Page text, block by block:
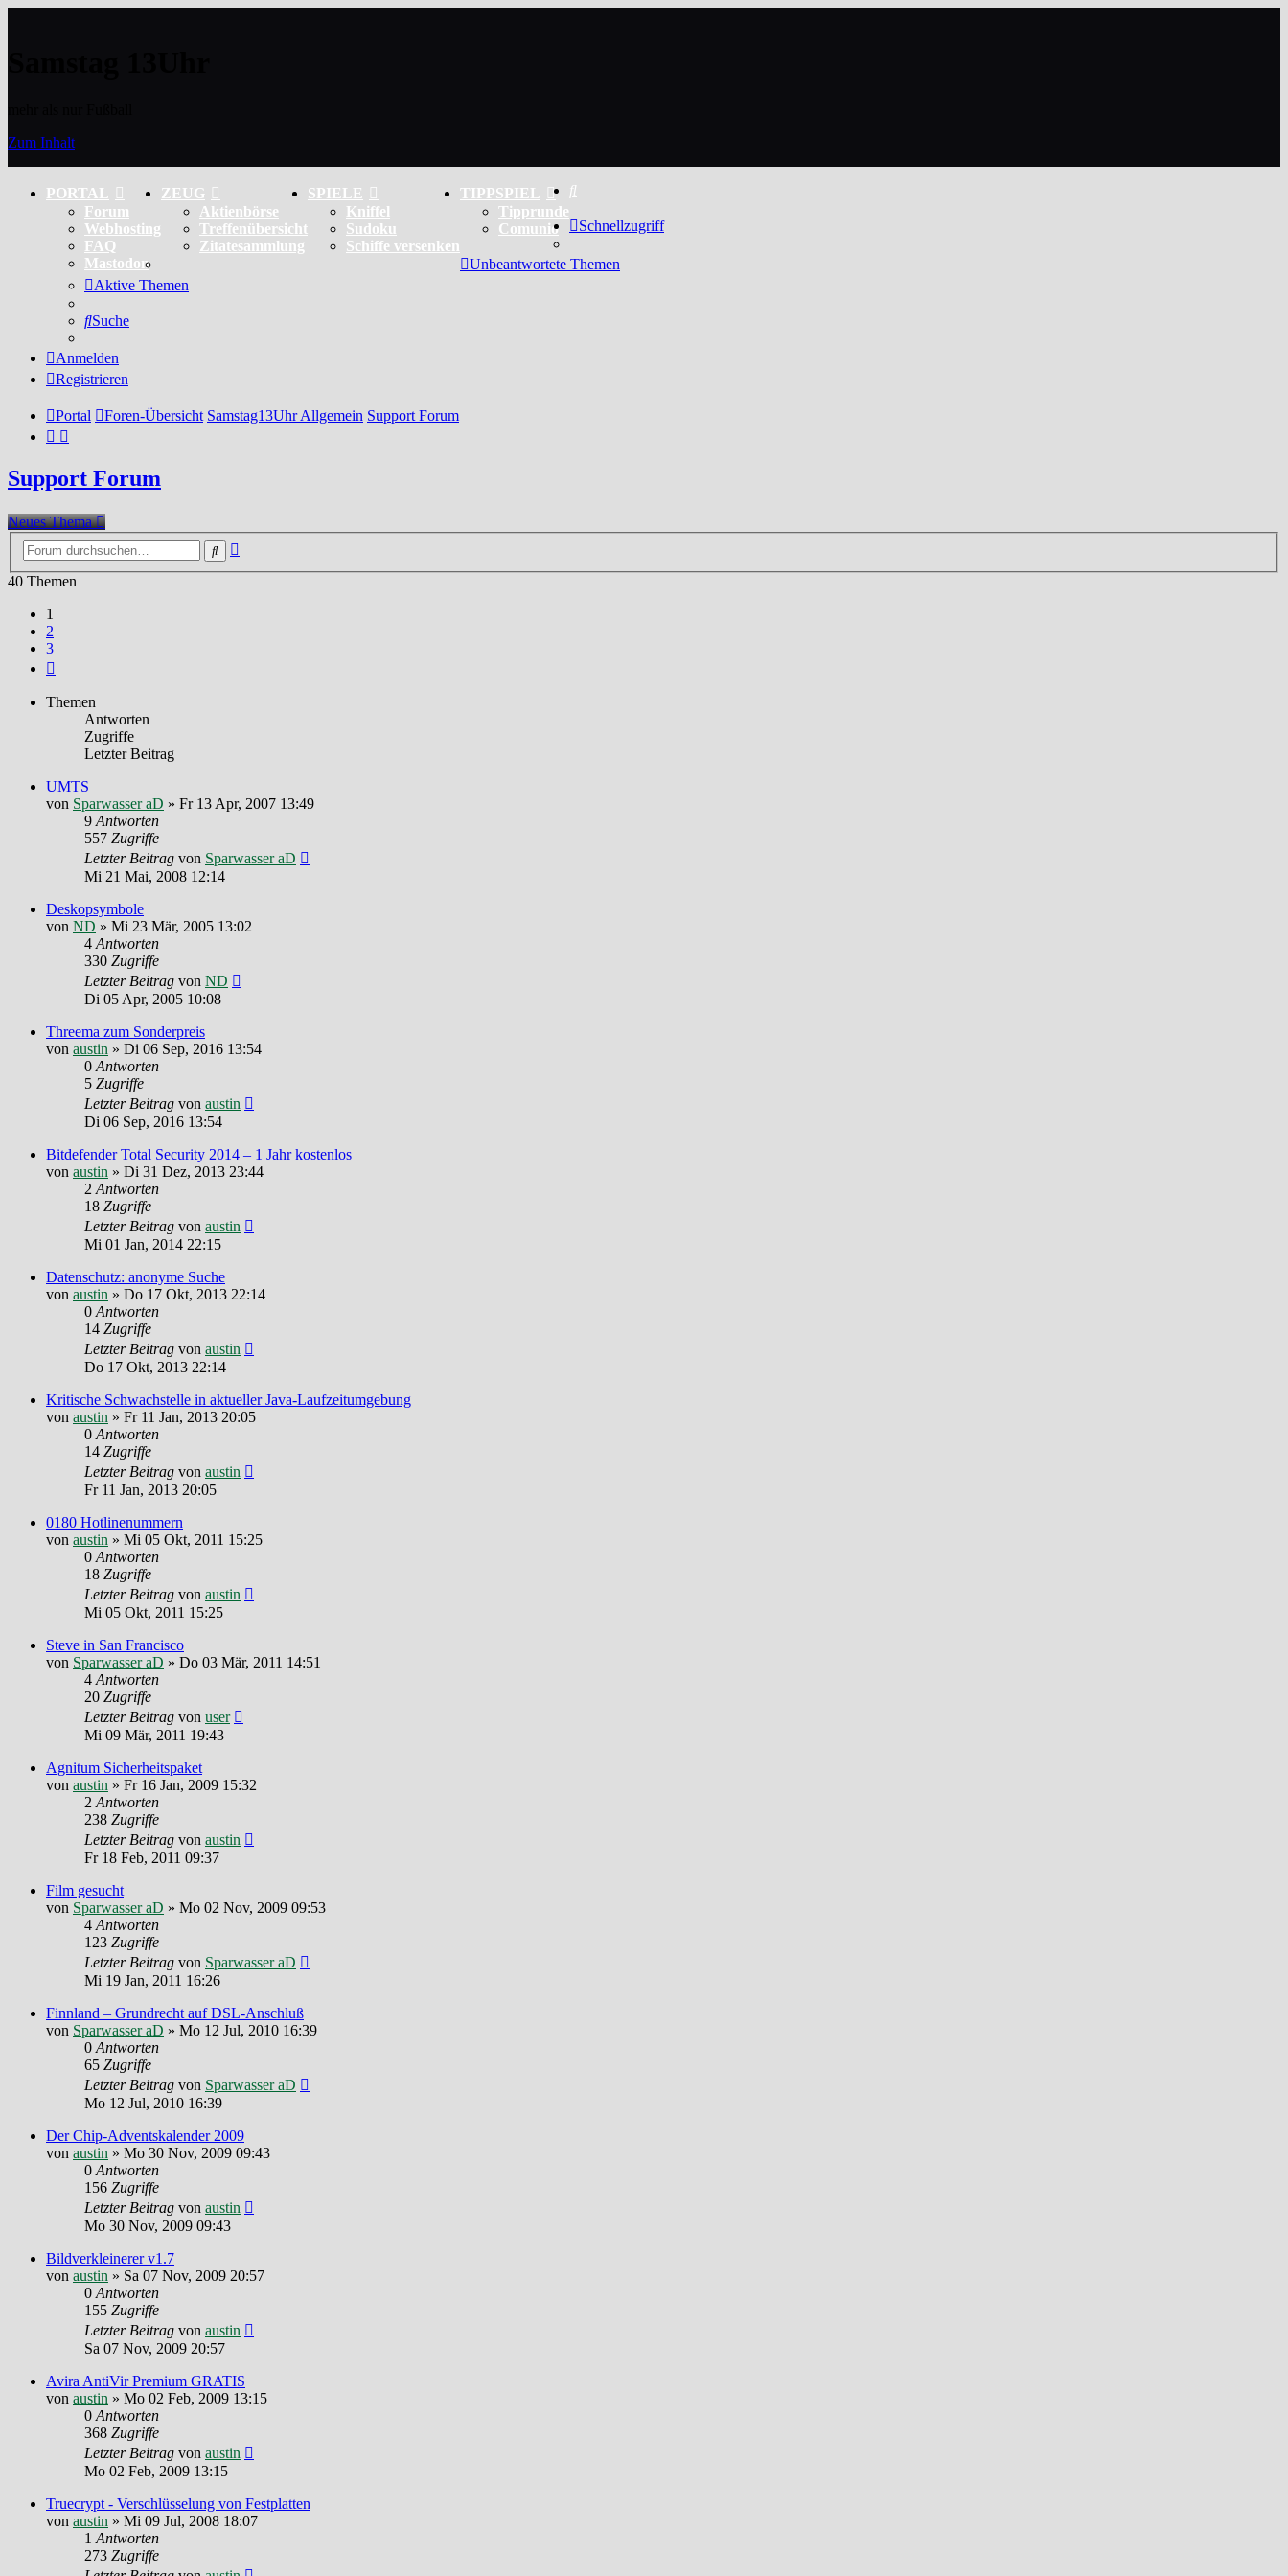
Zum Inhalt
PORTAL
Forum
Webhosting
FAQ
Mastodon
ZEUG
Aktienbörse
Treffenübersicht
Zitatesammlung
SPIELE
Kniffel
Sudoku
Schiffe versenken
TIPPSPIEL
Tipprunde
Comunio
Schnellzugriff
Unbeantwortete Themen
Aktive Themen
Suche
Anmelden
Registrieren
Portal Foren-Übersicht Samstag13Uhr Allgemein Support Forum
Support Forum
Neues Thema
Suche
40 Themen
1
2
3
Themen
Antworten
Zugriffe
Letzter Beitrag
UMTS
von Sparwasser aD » Fr 13 Apr, 2007 13:49
9 Antworten
557 Zugriffe
Letzter Beitrag von Sparwasser aD
Mi 21 Mai, 2008 12:14
Deskopsymbole
von ND » Mi 23 Mär, 2005 13:02
4 Antworten
330 Zugriffe
Letzter Beitrag von ND
Di 05 Apr, 2005 10:08
Threema zum Sonderpreis
von austin » Di 06 Sep, 2016 13:54
0 Antworten
5 Zugriffe
Letzter Beitrag von austin
Di 06 Sep, 2016 13:54
Bitdefender Total Security 2014 – 1 Jahr kostenlos
von austin » Di 31 Dez, 2013 23:44
2 Antworten
18 Zugriffe
Letzter Beitrag von austin
Mi 01 Jan, 2014 22:15
Datenschutz: anonyme Suche
von austin » Do 17 Okt, 2013 22:14
0 Antworten
14 Zugriffe
Letzter Beitrag von austin
Do 17 Okt, 2013 22:14
Kritische Schwachstelle in aktueller Java-Laufzeitumgebung
von austin » Fr 11 Jan, 2013 20:05
0 Antworten
14 Zugriffe
Letzter Beitrag von austin
Fr 11 Jan, 2013 20:05
0180 Hotlinenummern
von austin » Mi 05 Okt, 2011 15:25
0 Antworten
18 Zugriffe
Letzter Beitrag von austin
Mi 05 Okt, 2011 15:25
Steve in San Francisco
von Sparwasser aD » Do 03 Mär, 2011 14:51
4 Antworten
20 Zugriffe
Letzter Beitrag von user
Mi 09 Mär, 2011 19:43
Agnitum Sicherheitspaket
von austin » Fr 16 Jan, 2009 15:32
2 Antworten
238 Zugriffe
Letzter Beitrag von austin
Fr 18 Feb, 2011 09:37
Film gesucht
von Sparwasser aD » Mo 02 Nov, 2009 09:53
4 Antworten
123 Zugriffe
Letzter Beitrag von Sparwasser aD
Mi 19 Jan, 2011 16:26
Finnland – Grundrecht auf DSL-Anschluß
von Sparwasser aD » Mo 12 Jul, 2010 16:39
0 Antworten
65 Zugriffe
Letzter Beitrag von Sparwasser aD
Mo 12 Jul, 2010 16:39
Der Chip-Adventskalender 2009
von austin » Mo 30 Nov, 2009 09:43
0 Antworten
156 Zugriffe
Letzter Beitrag von austin
Mo 30 Nov, 2009 09:43
Bildverkleinerer v1.7
von austin » Sa 07 Nov, 2009 20:57
0 Antworten
155 Zugriffe
Letzter Beitrag von austin
Sa 07 Nov, 2009 20:57
Avira AntiVir Premium GRATIS
von austin » Mo 02 Feb, 2009 13:15
0 Antworten
368 Zugriffe
Letzter Beitrag von austin
Mo 02 Feb, 2009 13:15
Truecrypt - Verschlüsselung von Festplatten
von austin » Mi 09 Jul, 2008 18:07
1 Antworten
273 Zugriffe